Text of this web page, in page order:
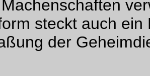
steckt auch
der